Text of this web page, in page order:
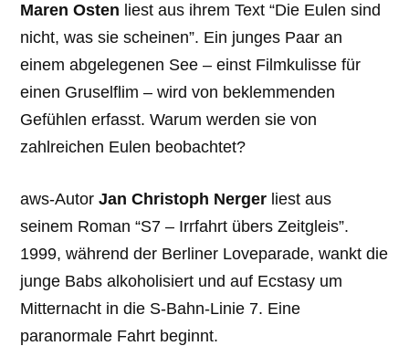
Maren Osten liest aus ihrem Text “Die Eulen sind
nicht, was sie scheinen”. Ein junges Paar an
einem abgelegenen See – einst Filmkulisse für
einen Gruselflim – wird von beklemmenden
Gefühlen erfasst. Warum werden sie von
zahlreichen Eulen beobachtet?
aws-Autor Jan Christoph Nerger liest aus
seinem Roman “S7 – Irrfahrt übers Zeitgleis”.
1999, während der Berliner Loveparade, wankt die
junge Babs alkoholisiert und auf Ecstasy um
Mitternacht in die S-Bahn-Linie 7. Eine
paranormale Fahrt beginnt.